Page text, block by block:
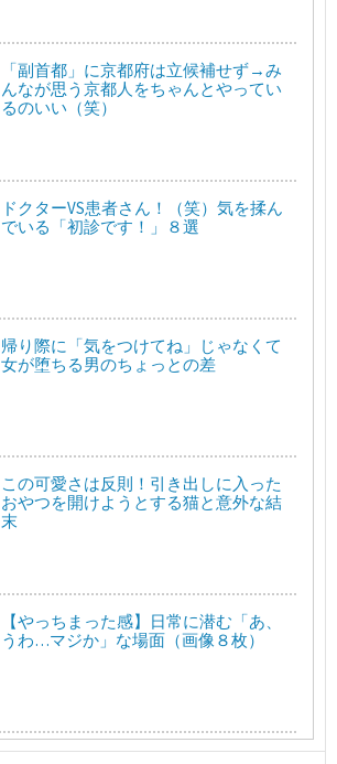
「副首都」に京都府は立候補せず→み
んなが思う京都人をちゃんとやってい
るのいい（笑）
ドクターVS患者さん！（笑）気を揉ん
でいる「初診です！」８選
帰り際に「気をつけてね」じゃなくて
女が堕ちる男のちょっとの差
この可愛さは反則！引き出しに入った
おやつを開けようとする猫と意外な結
末
【やっちまった感】日常に潜む「あ、
うわ…マジか」な場面（画像８枚）